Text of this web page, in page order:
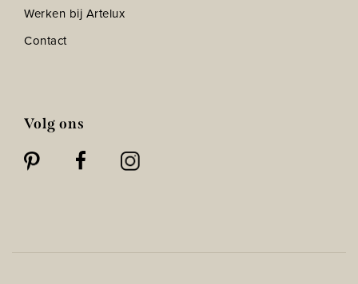
Werken bij Artelux
Contact
Volg ons